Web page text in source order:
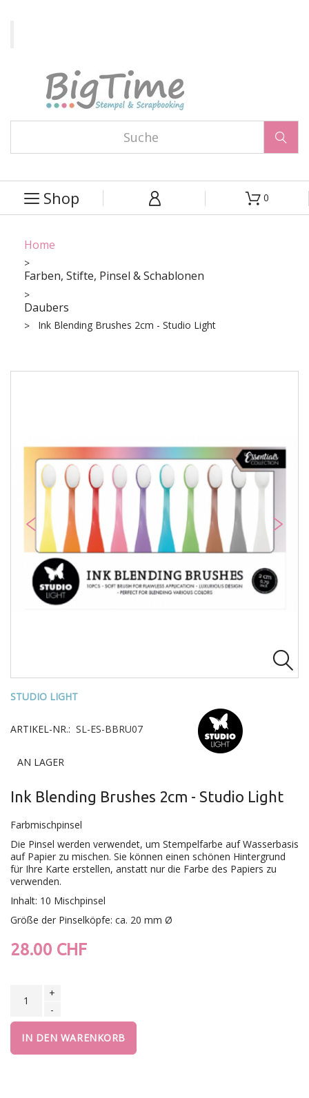

 Shop   0
Home
Farben, Stifte, Pinsel & Schablonen
Daubers
Ink Blending Brushes 2cm - Studio Light

STUDIO LIGHT
ARTIKEL-NR.: SL-ES-BBRU07
AN LAGER
Ink Blending Brushes 2cm - Studio Light
Farbmischpinsel
Die Pinsel werden verwendet, um Stempelfarbe auf Wasserbasis
auf Papier zu mischen. Sie können einen schönen Hintergrund
für Ihre Karte erstellen, anstatt nur die Farbe des Papiers zu
verwenden.
Inhalt: 10 Mischpinsel
Größe der Pinselköpfe: ca. 20 mm Ø
28.00 CHF
+
-
IN DEN WARENKORB